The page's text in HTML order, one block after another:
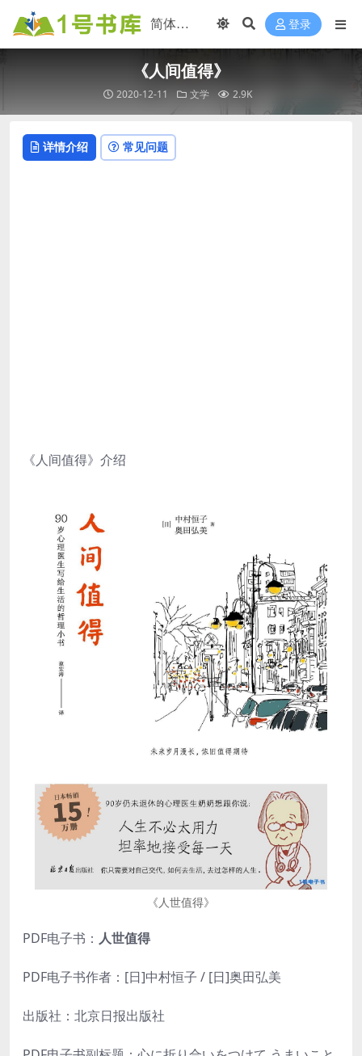
登录
《人间值得》
2020-12-11 文学 2.9K
详情介绍 常见问题
《人间值得》介绍
《人世值得》
PDF电子书： 人世值得
PDF电子书作者：[日]中村恒子 / [日]奥田弘美
出版社：北京日报出版社